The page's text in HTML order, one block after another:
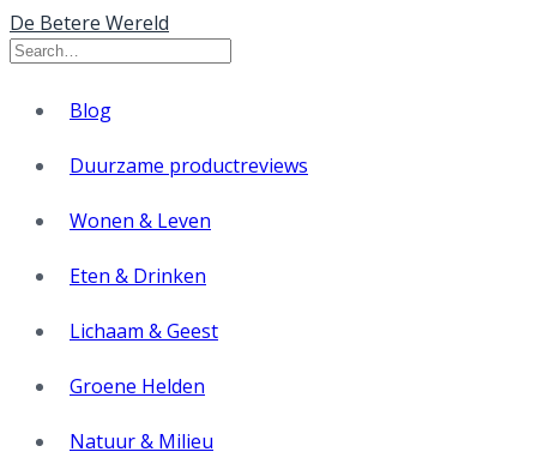
De Betere Wereld
Blog
Duurzame productreviews
Wonen & Leven
Eten & Drinken
Lichaam & Geest
Groene Helden
Natuur & Milieu